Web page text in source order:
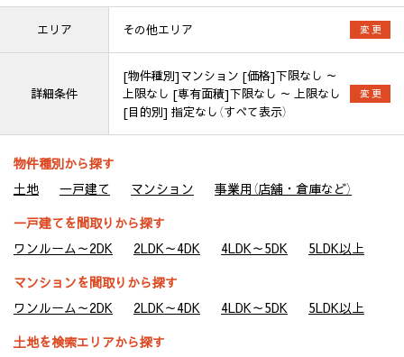
エリア その他エリア 変 更
詳細条件
[物件種別]マンション [価格]下限なし ～
上限なし [専有面積]下限なし ～ 上限なし
[目的別] 指定なし（すべて表示）
変 更
物件種別から探す
土地
一戸建て マンション
事業用（店舗・倉庫など）
一戸建てを間取りから探す
ワンルーム～2DK
2LDK～4DK 4LDK～5DK
5LDK以上
マンションを間取りから探す
ワンルーム～2DK
2LDK～4DK 4LDK～5DK
5LDK以上
土地を検索エリアから探す